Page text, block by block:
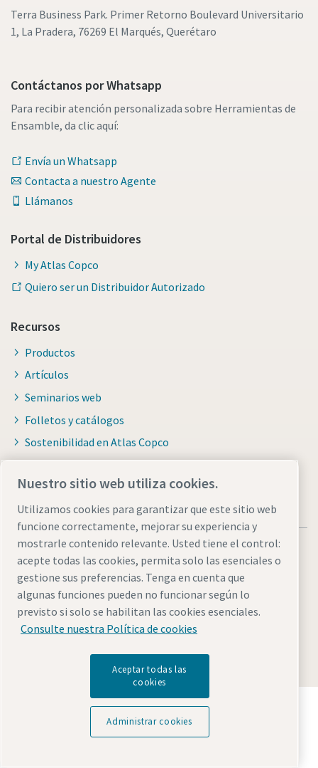
Terra Business Park. Primer Retorno Boulevard Universitario
1, La Pradera, 76269 El Marqués, Querétaro
Contáctanos por Whatsapp
Para recibir atención personalizada sobre Herramientas de
Ensamble, da clic aquí:
Envía un Whatsapp
Contacta a nuestro Agente
Llámanos
Portal de Distribuidores
My Atlas Copco
Quiero ser un Distribuidor Autorizado
Recursos
Productos
Artículos
Seminarios web
Folletos y catálogos
Sostenibilidad en Atlas Copco
Avisos legales y de privacidadAdministrar cookies
Accesibilidad
Mapa del sitio
© 2026 Atlas Copco AB
Descubre cómo Atlas Copco Group impulsa la
tecnología que transforma el futuro.
Visita la web de Atlas Copco Group
Nuestro sitio web utiliza cookies.
Utilizamos cookies para garantizar que este sitio web
funcione correctamente, mejorar su experiencia y
mostrarle contenido relevante. Usted tiene el control:
acepte todas las cookies, permita solo las esenciales o
gestione sus preferencias. Tenga en cuenta que
algunas funciones pueden no funcionar según lo
previsto si solo se habilitan las cookies esenciales.
Consulte nuestra Política de cookies
Aceptar todas las
cookies
Administrar cookies